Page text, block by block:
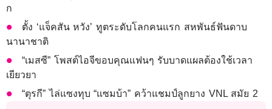
ก
ตั้ง ‘แจ็คสัน หวัง’ ทูตระดับโลกคนแรก สหพันธ์ฟันดาบ
นานาชาติ
“เมสซี” โพสต์ไอจีขอบคุณแฟนๆ รับบาดแผลต้องใช้เวลา
เยียวยา
“ตุรกี” ไล่แซงทุบ “แซมบ้า” คว้าแชมป์ลูกยาง VNL สมัย 2